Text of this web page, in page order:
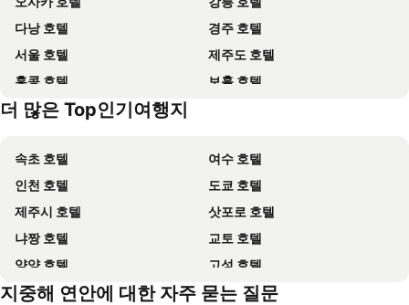
다낭 호텔
경주 호텔
서울 호텔
제주도 호텔
홍콩 호텔
보홀 호텔
강원도 호텔
더 많은 Top인기여행지
속초 호텔
여수 호텔
인천 호텔
도쿄 호텔
제주시 호텔
삿포로 호텔
냐짱 호텔
교토 호텔
양양 호텔
고성 호텔
대전 호텔
방콕 호텔
지중해 연안에 대한 자주 묻는 질문